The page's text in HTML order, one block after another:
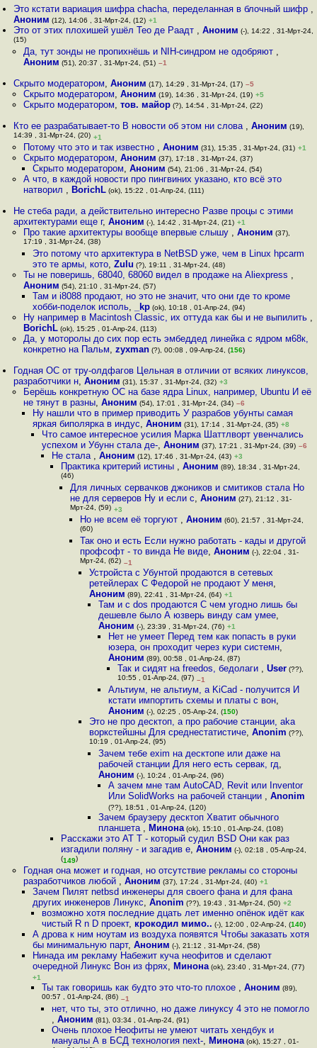
Это кстати вариация шифра chacha, переделанная в блочный шифр ,
Аноним (12), 14:06 , 31-Мрт-24, (12) +1
Это от этих плохишей ушёл Тео де Раадт ,Аноним (-), 14:22 , 31-Мрт-24,
(15)
Да, тут зонды не пропихнёшь и NIH-синдром не одобряют ,
Аноним (51), 20:37 , 31-Мрт-24, (51) –1
Скрыто модератором,Аноним (17), 14:29 , 31-Мрт-24, (17) –5
Скрыто модератором, Аноним (19), 14:36 , 31-Мрт-24, (19) +5
Скрыто модератором, тов. майор(?), 14:54 , 31-Мрт-24, (22)
Кто ее разрабатывает-то В новости об этом ни слова ,Аноним (19),
14:39 , 31-Мрт-24, (20) +1
Потому что это и так известно , Аноним (31), 15:35 , 31-Мрт-24, (31) +1
Скрыто модератором, Аноним (37), 17:18 , 31-Мрт-24, (37)
Скрыто модератором, Аноним (54), 21:06 , 31-Мрт-24, (54)
А что, в каждой новости про пингвиниx указано, кто всё это
натворил , BorichL(ok), 15:22 , 01-Апр-24, (111)
Не стеба ради, а действительно интересно Разве процы с этими
архитектурами еще г,Аноним (-), 14:42 , 31-Мрт-24, (21) +1
Про такие архитектуры вообще впервые слышу , Аноним (37),
17:19 , 31-Мрт-24, (38)
Это потому что архитектура в NetBSD уже, чем в Linux hpcarm
это те армы, кото, Zulu (?), 19:11 , 31-Мрт-24, (48)
Ты не поверишь, 68040, 68060 видел в продаже на Aliexpress ,
Аноним (54), 21:10 , 31-Мрт-24, (57)
Там и i8088 продают, но это не значит, что они где то кроме
хобби-поделок исполь, _kp(ok), 10:18 , 01-Апр-24, (94)
Ну например в Macintosh Classic, их оттуда как бы и не выпилить ,
BorichL(ok), 15:25 , 01-Апр-24, (113)
Да, у моторолы до сих пор есть эмбеддед линейка с ядром м68к,
конкретно на Пальм, zyxman(?), 00:08 , 09-Апр-24, (156)
Годная ОС от тру-олдфагов Цельная в отличии от всяких линуксов,
разработчики н,Аноним (31), 15:37 , 31-Мрт-24, (32) +3
Берёшь конкретную ОС на базе ядра Linux, например, Ubuntu И её
не тянут в разны, Аноним (54), 17:01 , 31-Мрт-24, (34) –6
Ну нашли что в пример приводить У разрабов убунты самая
яркая биполярка в индус, Аноним (31), 17:14 , 31-Мрт-24, (35) +8
Что самое интересное усилия Марка Шаттлворт увенчались
успехом и Убунн стала де-,Аноним (37), 17:21 , 31-Мрт-24, (39) –6
Не стала , Аноним (12), 17:46 , 31-Мрт-24, (43) +3
Практика критерий истины , Аноним (89), 18:34 , 31-Мрт-24,
(46)
Для личных сервачков джоников и смитиков стала Но
не для серверов Ну и если с,Аноним (27), 21:12 , 31-
Мрт-24, (59) +3
Но не всем её торгуют , Аноним (60), 21:57 , 31-Мрт-24,
(60)
Так оно и есть Если нужно работать - кады и другой
профсофт - то винда Не виде, Аноним (-), 22:04 , 31-
Мрт-24, (62) –1
Устройста с Убунтой продаются в сетевых
ретейлерах С Федорой не продают У меня,
Аноним (89), 22:41 , 31-Мрт-24, (64) +1
Там и с dos продаются С чем угодно лишь бы
дешевле было А юзверь винду сам умее,
Аноним (-), 23:39 , 31-Мрт-24, (76) +1
Нет не умеет Перед тем как попасть в руки
юзера, он проходит через кури системн,
Аноним (89), 00:58 , 01-Апр-24, (87)
Так и сидят на freedos, бедолаги , User(??),
10:55 , 01-Апр-24, (97) –1
Альтиум, не альтиум, а KiCad - получится И
кстати импортить схемы и платы с вон,
Аноним (-), 02:25 , 05-Апр-24, (150)
Это не про десктоп, а про рабочие станции, aka
воркстейшны Для среднестатистиче, Anonim (??),
10:19 , 01-Апр-24, (95)
Зачем тебе exim на десктопе или даже на
рабочей станции Для него есть сервак, гд,
Аноним (-), 10:24 , 01-Апр-24, (96)
А зачем мне там AutoCAD, Revit или Inventor
Или SolidWorks на рабочей станции , Anonim
(??), 18:51 , 01-Апр-24, (120)
Зачем браузеру десктоп Хватит обычного
планшета , Минона (ok), 15:10 , 01-Апр-24, (108)
Расскажи это AT T - который судил BSD Они как раз
изгадили поляну - и загадив е, Аноним (-), 02:18 , 05-Апр-24,
(149)
Годная она может и годная, но отсутствие рекламы со стороны
разработчиков любой , Аноним (37), 17:24 , 31-Мрт-24, (40) +1
Зачем Пилят netbsd инженеры для своего фана и для фана
других инженеров Линукс, Anonim (??), 19:43 , 31-Мрт-24, (50) +2
возможно хотя последние дцать лет именно опёнок идёт как
чистый R n D проект, крокодил мимо.. (-), 12:00 , 02-Апр-24, (140)
А дрова к ним ноутам из воздуха появятся Чтобы заказать хотя
бы минимальную парт, Аноним (-), 21:12 , 31-Мрт-24, (58)
Нинада им рекламу Набежит куча неофитов и сделают
очередной Линукс Вон из фрях, Минона(ok), 23:40 , 31-Мрт-24, (77)
+1
Ты так говоришь как будто это что-то плохое ,Аноним (89),
00:57 , 01-Апр-24, (86) –1
нет, что ты, это отлично, но даже линуксу 4 это не помогло
, Аноним (81), 03:34 , 01-Апр-24, (91)
Очень плохое Неофиты не умеют читать хендбук и
мануалы А в БСД технология next-, Минона(ok), 15:27 , 01-